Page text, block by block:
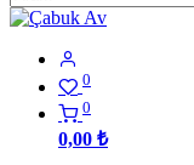
0
0
0,00 ₺